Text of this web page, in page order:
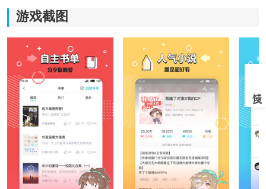
来自互联网的大量新颖搜索资源；最佳质量的内容：所
有完成的精编小说；
2.综合小说类型：
浪漫，穿越，幻想，城市，青年，校园，校长，彩虹，
粉丝，官场，励志，武术，科幻小说，历史，军事应有
尽有；
3.通俗小说排名：
互联网点击次数和搜索次数最多，在网民中很受欢迎，
是由部门精心选择的，绝对不错，亲，不用说，您知
游戏截图